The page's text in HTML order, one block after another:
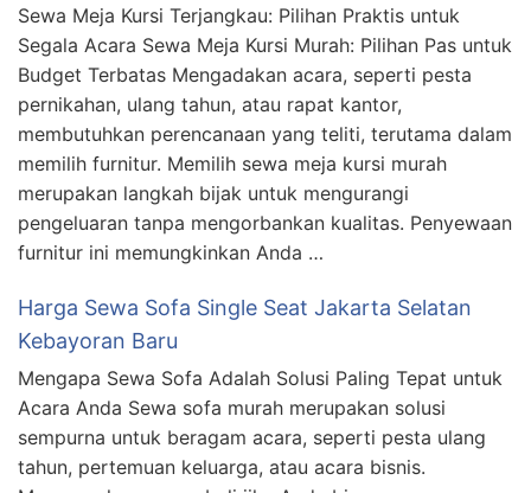
Sewa Meja Kursi Terjangkau: Pilihan Praktis untuk
Segala Acara Sewa Meja Kursi Murah: Pilihan Pas untuk
Budget Terbatas Mengadakan acara, seperti pesta
pernikahan, ulang tahun, atau rapat kantor,
membutuhkan perencanaan yang teliti, terutama dalam
memilih furnitur. Memilih sewa meja kursi murah
merupakan langkah bijak untuk mengurangi
pengeluaran tanpa mengorbankan kualitas. Penyewaan
furnitur ini memungkinkan Anda …
Harga Sewa Sofa Single Seat Jakarta Selatan
Kebayoran Baru
Mengapa Sewa Sofa Adalah Solusi Paling Tepat untuk
Acara Anda Sewa sofa murah merupakan solusi
sempurna untuk beragam acara, seperti pesta ulang
tahun, pertemuan keluarga, atau acara bisnis.